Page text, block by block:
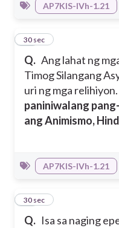
AP7KIS-IVh-1.21
Q. Ang lahat ng
Timog Silangang
uri ng mga relihiyon.
paniniwalang
ang Animismo,
27
30 sec
AP7KIS-IVh-1.21
Q. Isa sa naging
28
30 sec